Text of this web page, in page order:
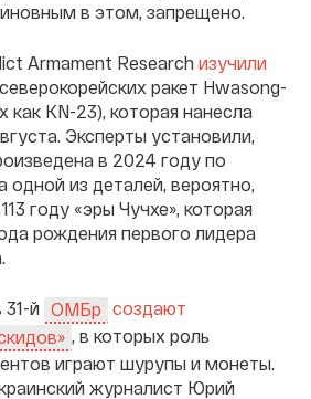
в этом, запрещено.
Armament Research изучили
ракет Hwasong-
как KN-23), которая нанесла
Эксперты установили,
в 2024 году по
одной из деталей, вероятно,
году «эры Чучхе», которая
рождения первого лидера
й ОМБр создают
, в которых роль
играют шурупы и монеты.
журналист Юрий